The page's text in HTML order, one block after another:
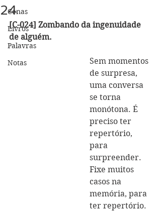
Cenas
Livros
Palavras
Notas
24
[C-024] Zombando da ingenuidade
de alguém.
Sem momentos
de surpresa,
uma conversa
se torna
monótona. É
preciso ter
repertório,
para
surpreender.
Fixe muitos
casos na
memória, para
ter repertório.